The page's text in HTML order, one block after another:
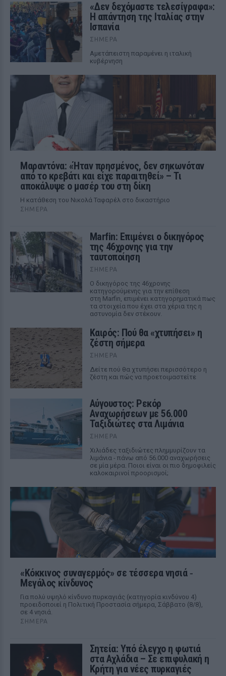
«Δεν δεχόμαστε τελεσίγραφα»:
Η απάντηση της Ιταλίας στην
Ισπανία
ΣΉΜΕΡΑ
Αμετάπειστη παραμένει η ιταλική
κυβέρνηση
Μαραντόνα: «Ήταν πρησμένος, δεν σηκωνόταν
από το κρεβάτι και είχε παραιτηθεί» – Τι
αποκάλυψε ο μασέρ του στη δίκη
Η κατάθεση του Νικολά Ταφαρέλ στο δικαστήριο
ΣΉΜΕΡΑ
Marfin: Επιμένει ο δικηγόρος
της 46χρονης για την
ταυτοποίηση
ΣΉΜΕΡΑ
Ο δικηγόρος της 46χρονης
κατηγορούμενης για την επίθεση
στη Marfin, επιμένει κατηγορηματικά πως
τα στοιχεία που έχει στα χέρια της η
αστυνομία δεν στέκουν.
Καιρός: Πού θα «χτυπήσει» η
ζέστη σήμερα
ΣΉΜΕΡΑ
Δείτε πού θα χτυπήσει περισσότερο η
ζέστη και πώς να προετοιμαστείτε
Αύγουστος: Ρεκόρ
Αναχωρήσεων με 56.000
Ταξιδιώτες στα Λιμάνια
ΣΉΜΕΡΑ
Χιλιάδες ταξιδιώτες πλημμυρίζουν τα
λιμάνια - πάνω από 56.000 αναχωρήσεις
σε μία μέρα. Ποιοι είναι οι πιο δημοφιλείς
καλοκαιρινοί προορισμοί;
«Κόκκινος συναγερμός» σε τέσσερα νησιά ‑
Μεγάλος κίνδυνος
Για πολύ υψηλό κίνδυνο πυρκαγιάς (κατηγορία κινδύνου 4)
προειδοποιεί η Πολιτική Προστασία σήμερα, Σάββατο (8/8),
σε 4 νησιά.
ΣΉΜΕΡΑ
Σητεία: Υπό έλεγχο η φωτιά
στα Αχλάδια – Σε επιφυλακή η
Κρήτη για νέες πυρκαγιές